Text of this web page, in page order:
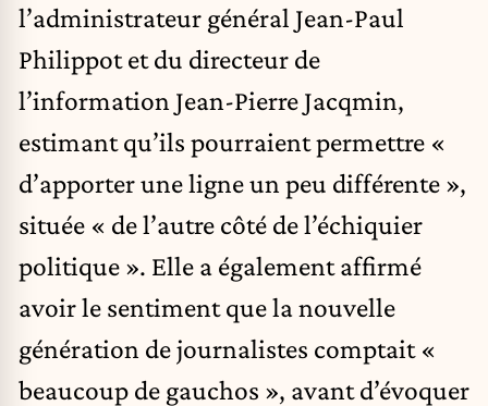
l’administrateur général Jean-Paul
Philippot et du directeur de
l’information Jean-Pierre Jacqmin,
estimant qu’ils pourraient permettre «
d’apporter une ligne un peu différente »,
située « de l’autre côté de l’échiquier
politique ». Elle a également affirmé
avoir le sentiment que la nouvelle
génération de journalistes comptait «
beaucoup de gauchos », avant d’évoquer